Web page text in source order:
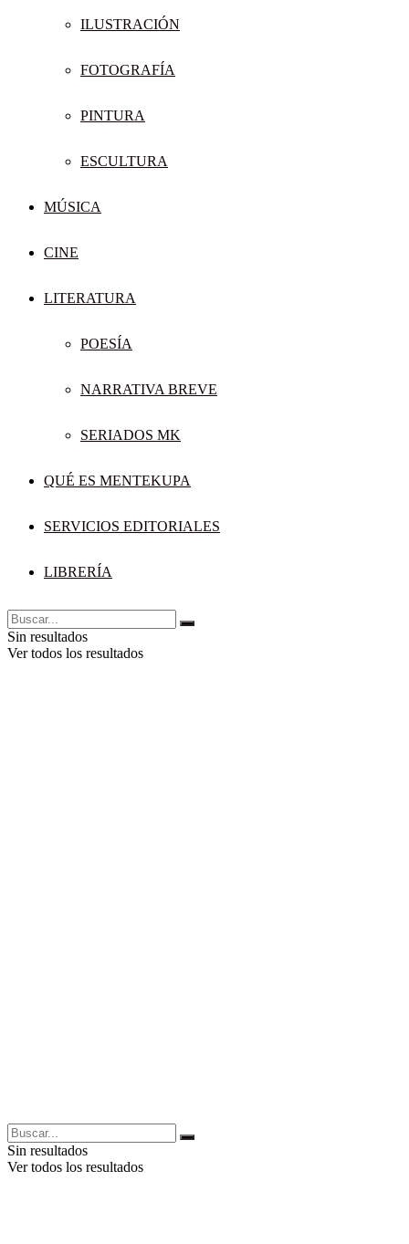
ILUSTRACIÓN
FOTOGRAFÍA
PINTURA
ESCULTURA
MÚSICA
CINE
LITERATURA
POESÍA
NARRATIVA BREVE
SERIADOS MK
QUÉ ES MENTEKUPA
SERVICIOS EDITORIALES
LIBRERÍA
Sin resultados
Ver todos los resultados
Sin resultados
Ver todos los resultados